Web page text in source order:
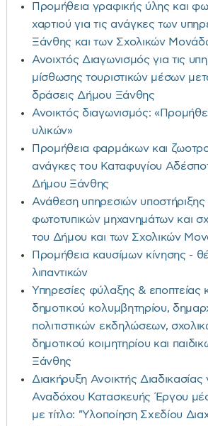
Προμήθεια γραφικής ύλης και
χαρτιού για τις ανάγκες των
Ξάνθης και των Σχολικών
Ανοιχτός Διαγωνισμός για τις
μίσθωσης τουριστικών μέσων
δράσεις Δήμου Ξάνθης
Ανοικτός διαγωνισμός:
υλικών»
Προμήθεια φαρμάκων και
ανάγκες του Καταφυγίου
Δήμου Ξάνθης
Ανάθεση υπηρεσιών
φωτοτυπικών μηχανημάτων και
του Δήμου και των Σχολικών
Προμήθεια καυσίμων κίνησης -
λιπαντικών
Υπηρεσίες φύλαξης & εποπτείας
δημοτικού κολυμβητηρίου,
πολιτιστικών εκδηλώσεων,
δημοτικού κοιμητηρίου και
Ξάνθης
Διακήρυξη Ανοικτής Διαδικασίας
Αναδόχου Κατασκευής Έργου
με τίτλο: "Υλοποίηση Σχεδίου